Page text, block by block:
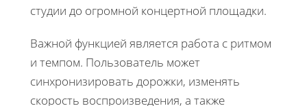
студии до огромной концертной площадки.
Важной функцией является работа с ритмом
и темпом. Пользователь может
синхронизировать дорожки, изменять
скорость воспроизведения, а также